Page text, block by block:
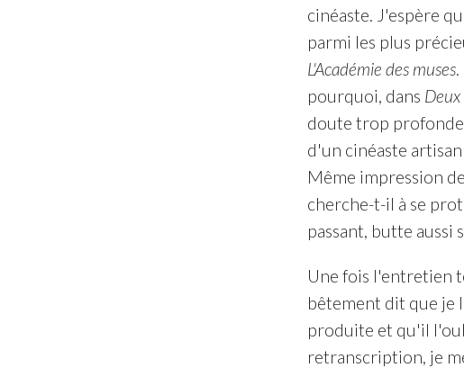
cinéaste. J'espère
parmi les plus
L'Académie des muses.
pourquoi, dans
doute trop
d'un cinéaste
Même impression
cherche-t-il à se
passant, butte aussi
Une fois l'entretien
bêtement dit que je
produite et qu'il
retranscription, je